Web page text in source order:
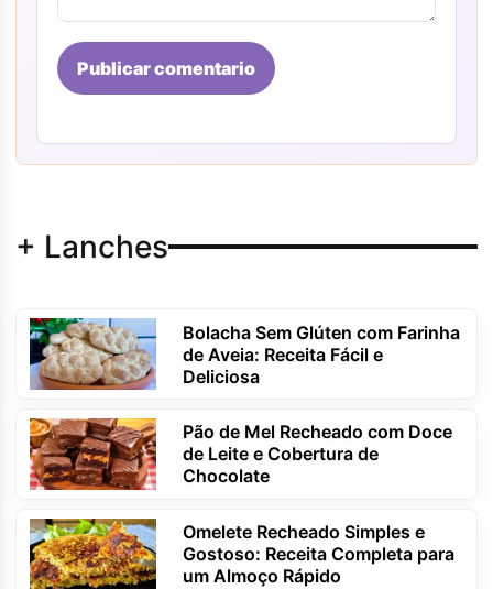
Publicar comentario
+ Lanches
Bolacha Sem Glúten com Farinha
de Aveia: Receita Fácil e
Deliciosa
Pão de Mel Recheado com Doce
de Leite e Cobertura de
Chocolate
Omelete Recheado Simples e
Gostoso: Receita Completa para
um Almoço Rápido